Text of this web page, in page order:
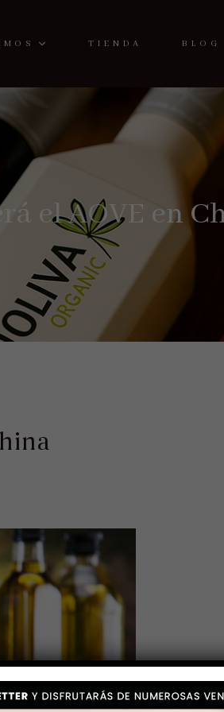
TIENDA BLOG
el AOVE en